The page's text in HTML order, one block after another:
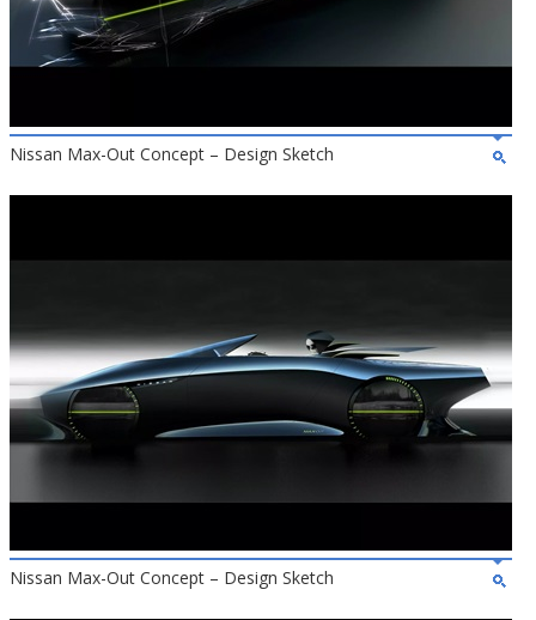
Nissan Max-Out Concept – Design Sketch
Nissan Max-Out Concept – Design Sketch